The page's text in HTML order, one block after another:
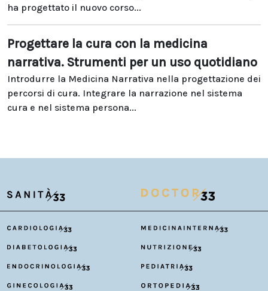
ha progettato il nuovo corso...
Progettare la cura con la medicina
narrativa. Strumenti per un uso quotidiano
Introdurre la Medicina Narrativa nella progettazione dei
percorsi di cura. Integrare la narrazione nel sistema
cura e nel sistema persona...